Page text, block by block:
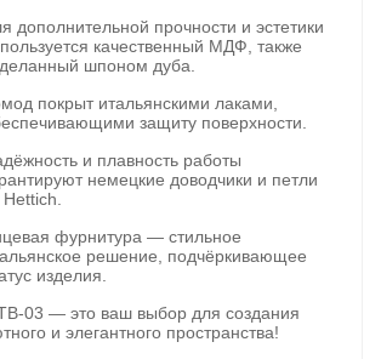
дополнительной прочности и эстетики
качественный МДФ, также
шпоном дуба.
покрыт итальянскими лаками,
защиту поверхности.
и плавность работы
немецкие доводчики и петли
Hettich.
фурнитура — стильное
решение, подчёркивающее
изделия.
03 — это ваш выбор для создания
и элегантного пространства!